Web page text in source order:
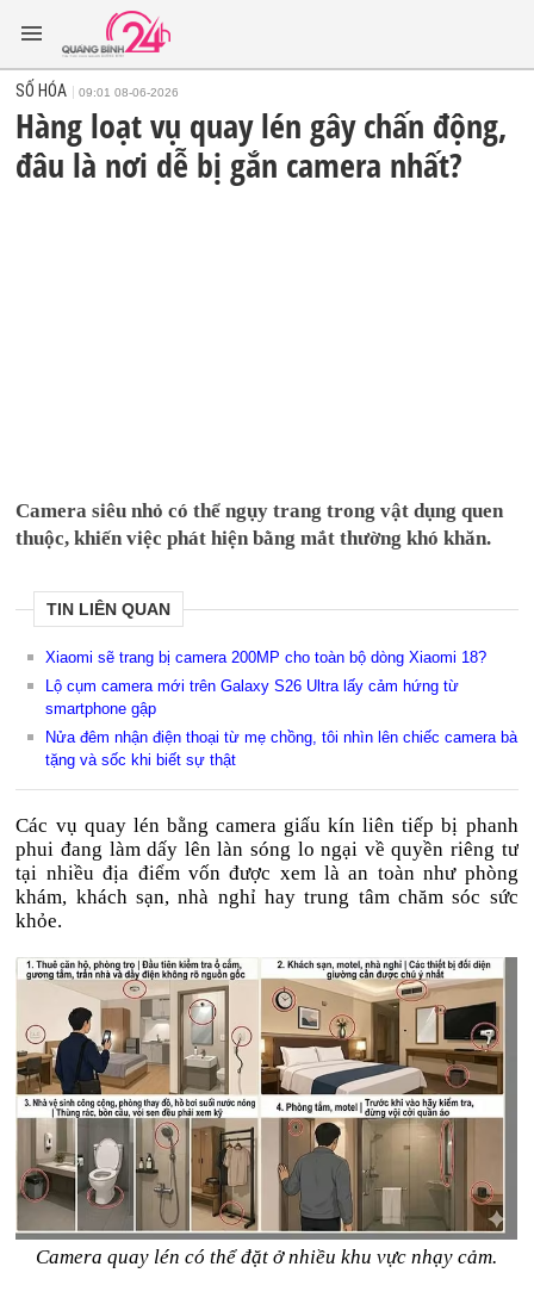
SỐ HÓA 09:01 08-06-2026
Hàng loạt vụ quay lén gây chấn động,
đâu là nơi dễ bị gắn camera nhất?
Camera siêu nhỏ có thể ngụy trang trong vật dụng quen
thuộc, khiến việc phát hiện bằng mắt thường khó khăn.
TIN LIÊN QUAN
Xiaomi sẽ trang bị camera 200MP cho toàn bộ dòng Xiaomi 18?
Lộ cụm camera mới trên Galaxy S26 Ultra lấy cảm hứng từ
smartphone gập
Nửa đêm nhận điện thoại từ mẹ chồng, tôi nhìn lên chiếc camera bà
tặng và sốc khi biết sự thật
Các vụ quay lén bằng camera giấu kín liên tiếp bị phanh
phui đang làm dấy lên làn sóng lo ngại về quyền riêng tư
tại nhiều địa điểm vốn được xem là an toàn như phòng
khám, khách sạn, nhà nghỉ hay trung tâm chăm sóc sức
khỏe.
Camera quay lén có thể đặt ở nhiều khu vực nhạy cảm.